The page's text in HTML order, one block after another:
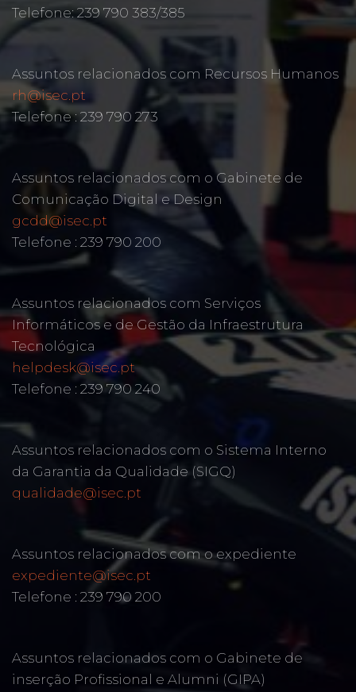
Telefone: 239 790 383/385
Assuntos relacionados com Recursos Humanos
rh@isec.pt
Telefone : 239 790 273
Assuntos relacionados com o Gabinete de
Comunicação Digital e Design
gcdd@isec.pt
Telefone : 239 790 200
Assuntos relacionados com Serviços
Informáticos e de Gestão da Infraestrutura
Tecnológica
helpdesk@isec.pt
Telefone : 239 790 240
Assuntos relacionados com o Sistema Interno
da Garantia da Qualidade (SIGQ)
qualidade@isec.pt
Assuntos relacionados com o expediente
expediente@isec.pt
Telefone : 239 790 200
Assuntos relacionados com o Gabinete de
inserção Profissional e Alumni (GIPA)